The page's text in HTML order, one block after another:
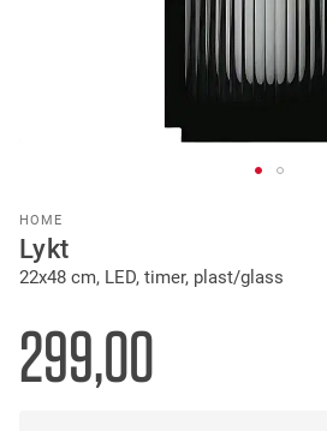
HOME
Lykt
22x48 cm, LED, timer, plast/glass
299,00
to
the
beginning
the
images
gallery